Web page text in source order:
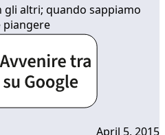
altri; quando sappiamo
piangere
April 5, 2015